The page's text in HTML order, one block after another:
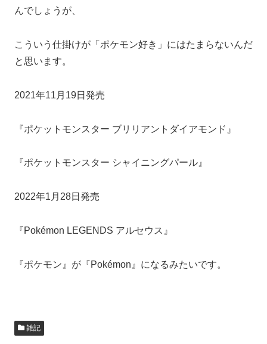
んでしょうが、
こういう仕掛けが「ポケモン好き」にはたまらないんだ
と思います。
2021年11月19日発売
『ポケットモンスター ブリリアントダイアモンド』
『ポケットモンスター シャイニングパール』
2022年1月28日発売
『Pokémon LEGENDS アルセウス』
『ポケモン』が『Pokémon』になるみたいです。
雑記